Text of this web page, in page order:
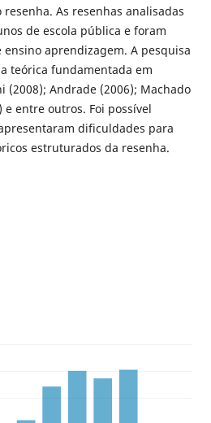
As resenhas analisadas
de escola pública e foram
aprendizagem. A pesquisa
teórica fundamentada em
(2008); Andrade (2006); Machado
e entre outros. Foi possível
dificuldades para
estruturados da resenha.